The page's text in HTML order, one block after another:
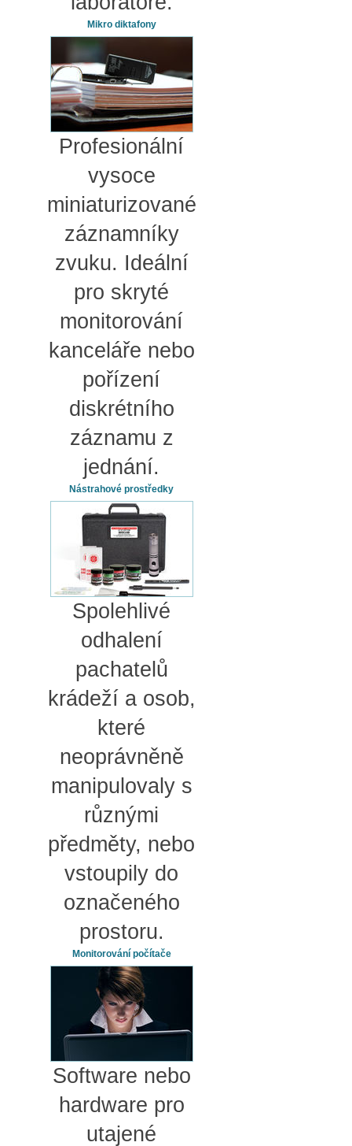
Mikro diktafony
Profesionální
vysoce
miniaturizované
záznamníky
zvuku. Ideální
pro skryté
monitorování
kanceláře nebo
pořízení
diskrétního
záznamu z
jednání.
Nástrahové prostředky
Spolehlivé
odhalení
pachatelů
krádeží a osob,
které
neoprávněně
manipulovaly s
různými
předměty, nebo
vstoupily do
označeného
prostoru.
Monitorování počítače
Software nebo
hardware pro
utajené